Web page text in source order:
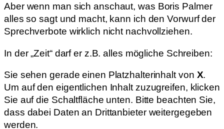
Aber wenn man sich anschaut, was Boris Palmer
alles so sagt und macht, kann ich den Vorwurf der
Sprechverbote wirklich nicht nachvollziehen.
In der „Zeit“ darf er z.B. alles mögliche Schreiben:
Sie sehen gerade einen Platzhalterinhalt von X.
Um auf den eigentlichen Inhalt zuzugreifen, klicken
Sie auf die Schaltfläche unten. Bitte beachten Sie,
dass dabei Daten an Drittanbieter weitergegeben
werden.